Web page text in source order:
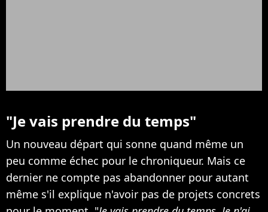
"Je vais prendre du temps"
Un nouveau départ qui sonne quand même un
peu comme échec pour le chroniqueur. Mais ce
dernier ne compte pas abandonner pour autant
même s'il explique n'avoir pas de projets concrets